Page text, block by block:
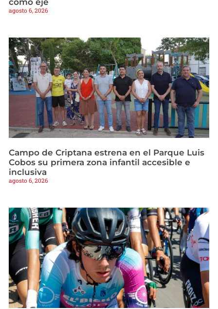
agosto 6, 2026
Campo de Criptana estrena en el Parque Luis
Cobos su primera zona infantil accesible e
inclusiva
agosto 6, 2026